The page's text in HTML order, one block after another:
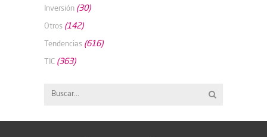
Inversión (30)
Otros (142)
Tendencias (616)
TIC (363)